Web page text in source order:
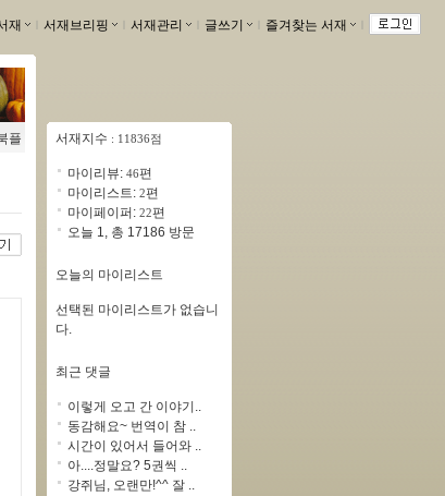
재 서재브리핑 서재관리 글쓰기 즐겨찾는 서재
플 서재지수 : 11836점
마이리뷰: 46편
마이리스트: 2편
마이페이퍼: 22편
오늘 1, 총 17186 방문
오늘의 마이리스트
선택된 마이리스트가 없습니
다.
최근 댓글
이렇게 오고 간 이야기..
동감해요~ 번역이 참 ..
시간이 있어서 들어와 ..
아....정말요? 5권씩 ..
강쥐님, 오랜만!^^ 잘 ..